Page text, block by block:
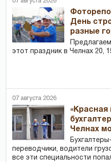
День
разные
этот праздник в Челнах 20,
07 августа 2026
«Красная
Челнах
переводчики, водители
все эти специальности